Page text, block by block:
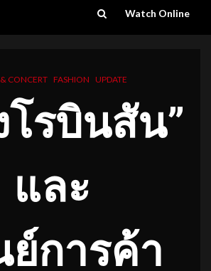
Watch Online
CONCERT FASHION UPDATE
โรบินสัน”
และ
ย์การค้า